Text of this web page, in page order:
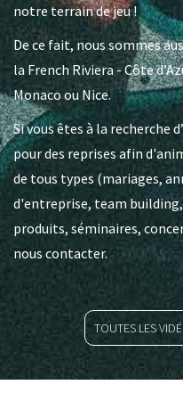
notre terrain de jeu !
De ce fait, nous sommes
la French Riviera - Côte
Monaco ou Nice.
Si vous êtes à la recherche
pour des reprises afin
de tous types (mariages,
d'entreprise, team
produits, séminaires,
nous contacter.
TOUTES LES